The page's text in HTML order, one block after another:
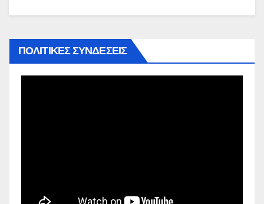
ΠΟΛΙΤΙΚΕΣ ΣΥΝΔΕΣΕΙΣ